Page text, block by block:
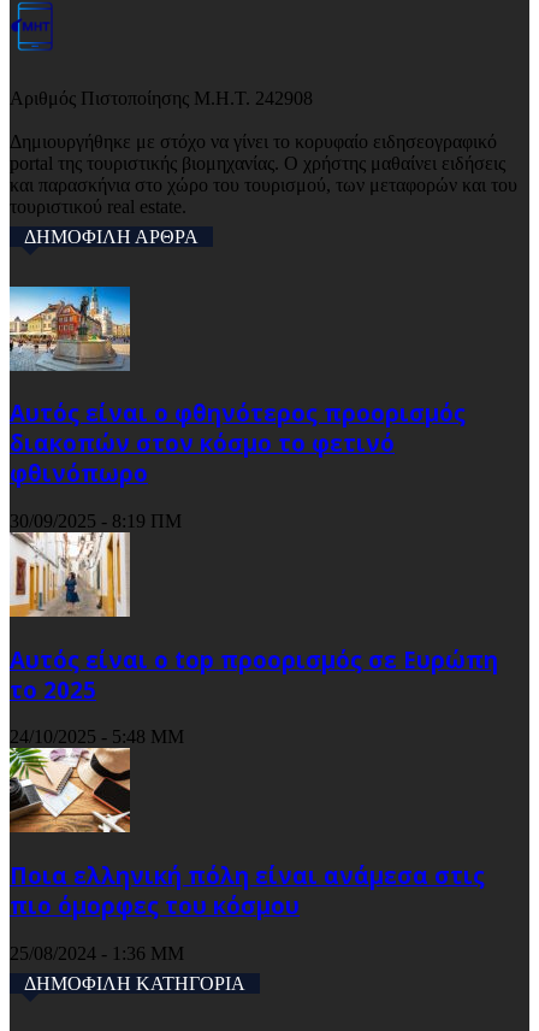
Αριθμός Πιστοποίησης Μ.Η.Τ. 242908
Δημιουργήθηκε με στόχο να γίνει το κορυφαίο ειδησεογραφικό
portal της τουριστικής βιομηχανίας. Ο χρήστης μαθαίνει ειδήσεις
και παρασκήνια στο χώρο του τουρισμού, των μεταφορών και του
τουριστικού real estate.
ΔΗΜΟΦΙΛΗ ΑΡΘΡΑ
Αυτός είναι ο φθηνότερος προορισμός
διακοπών στον κόσμο το φετινό
φθινόπωρο
30/09/2025 - 8:19 ΠΜ
Αυτός είναι ο top προορισμός σε Ευρώπη
το 2025
24/10/2025 - 5:48 ΜΜ
Ποια ελληνική πόλη είναι ανάμεσα στις
πιο όμορφες του κόσμου
25/08/2024 - 1:36 ΜΜ
ΔΗΜΟΦΙΛΗ ΚΑΤΗΓΟΡΙΑ